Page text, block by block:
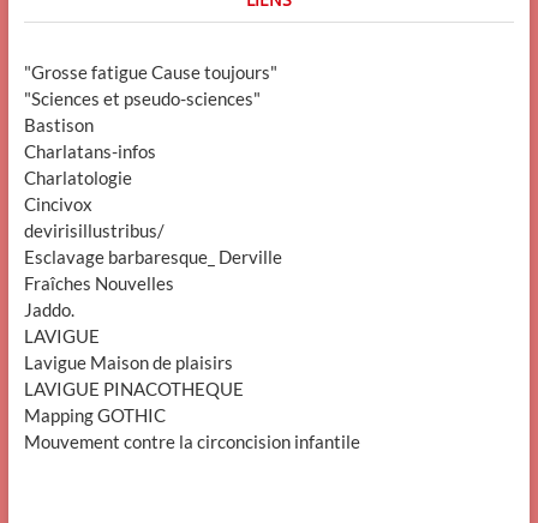
"Grosse fatigue Cause toujours"
"Sciences et pseudo-sciences"
Bastison
Charlatans-infos
Charlatologie
Cincivox
devirisillustribus/
Esclavage barbaresque_ Derville
Fraîches Nouvelles
Jaddo.
LAVIGUE
Lavigue Maison de plaisirs
LAVIGUE PINACOTHEQUE
Mapping GOTHIC
Mouvement contre la circoncision infantile